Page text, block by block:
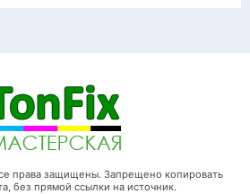
права защищены. Запрещено копировать
без прямой ссылки на источник.